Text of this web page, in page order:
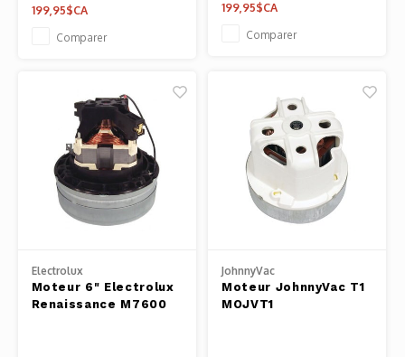
199,95$CA
Comparer
199,95$CA
Comparer
Electrolux
Moteur 6" Electrolux
Renaissance M7600
JohnnyVac
Moteur JohnnyVac T1
MOJVT1